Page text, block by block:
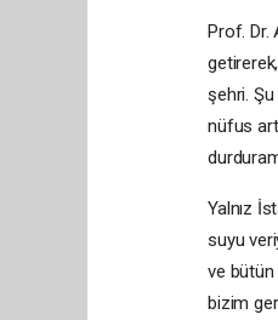
Prof. Dr.
şehri.
nüfus
Yalnız
suyu
ve bütün
bizim